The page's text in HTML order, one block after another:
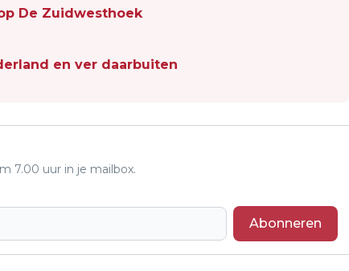
De Zuidwesthoek
en ver daarbuiten
7.00 uur in je mailbox.
Abonneren